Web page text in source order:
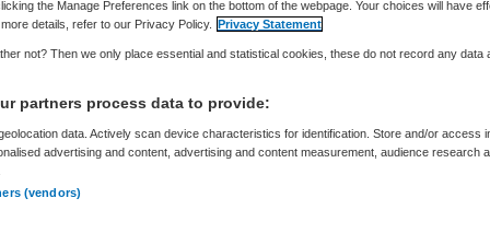
van de Nederlandse Vereniging van
ingestemd met het resultaat van de cao-
the Manage Preferences link on the bottom of the webpage. Your choices will have
details, refer to our Privacy Policy. Privacy Statement
not? Then we only place essential and statistical cookies, these do not record any data
partners process data to provide:
data. Actively scan device characteristics for identification. Store and/or access
advertising and content, advertising and content measurement, audience research
(vendors)